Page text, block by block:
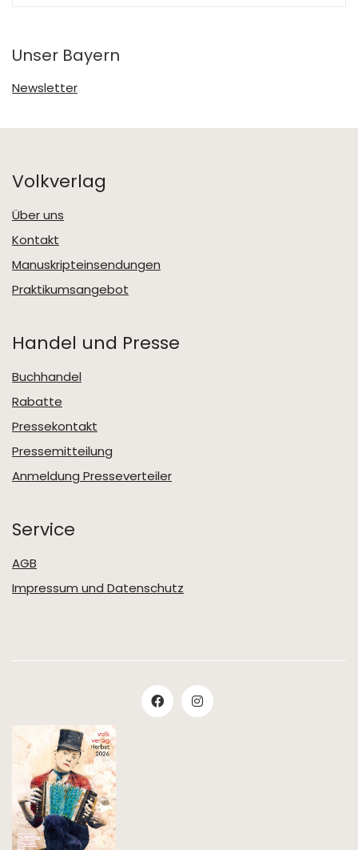
Unser Bayern
Newsletter
Volkverlag
Über uns
Kontakt
Manuskripteinsendungen
Praktikumsangebot
Handel und Presse
Buchhandel
Rabatte
Pressekontakt
Pressemitteilung
Anmeldung Presseverteiler
Service
AGB
Impressum und Datenschutz